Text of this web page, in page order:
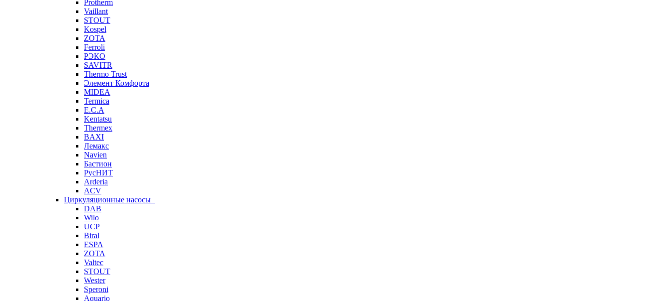
Protherm
Vaillant
STOUT
Kospel
ZOTA
Ferroli
РЭКО
SAVITR
Thermo Trust
Элемент Комфорта
MIDEA
Termica
E.C.A
Kentatsu
Thermex
BAXI
Лемакс
Navien
Бастион
РусНИТ
Arderia
ACV
Циркуляционные насосы
DAB
Wilo
UCP
Biral
ESPA
ZOTA
Valtec
STOUT
Wester
Speroni
Aquario